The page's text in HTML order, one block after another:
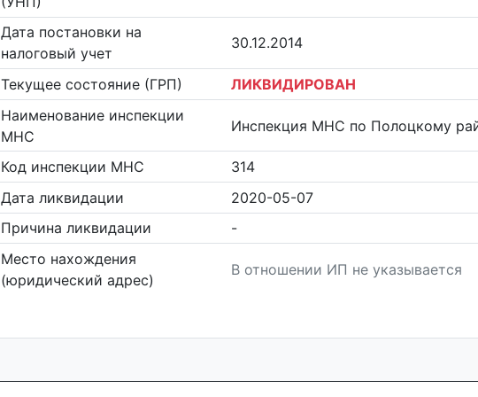
Дата постановки на
налоговый учет
30.12.2014
Текущее состояние (ГРП)
ЛИКВИДИРОВАН
Наименование инспекции
МНС
Инспекция МНС по Полоцкому
Код инспекции МНС
314
Дата ликвидации
2020-05-07
Причина ликвидации
-
Место нахождения
(юридический адрес)
В отношении ИП не указывается